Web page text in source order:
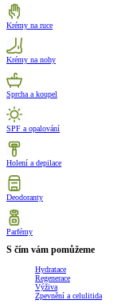
Krémy na ruce
Krémy na nohy
Sprcha a koupel
SPF a opalování
Holení a depilace
Deodoranty
Parfémy
S čím vám pomůžeme
Hydratace
Regenerace
Výživa
Zpevnění a celulitida